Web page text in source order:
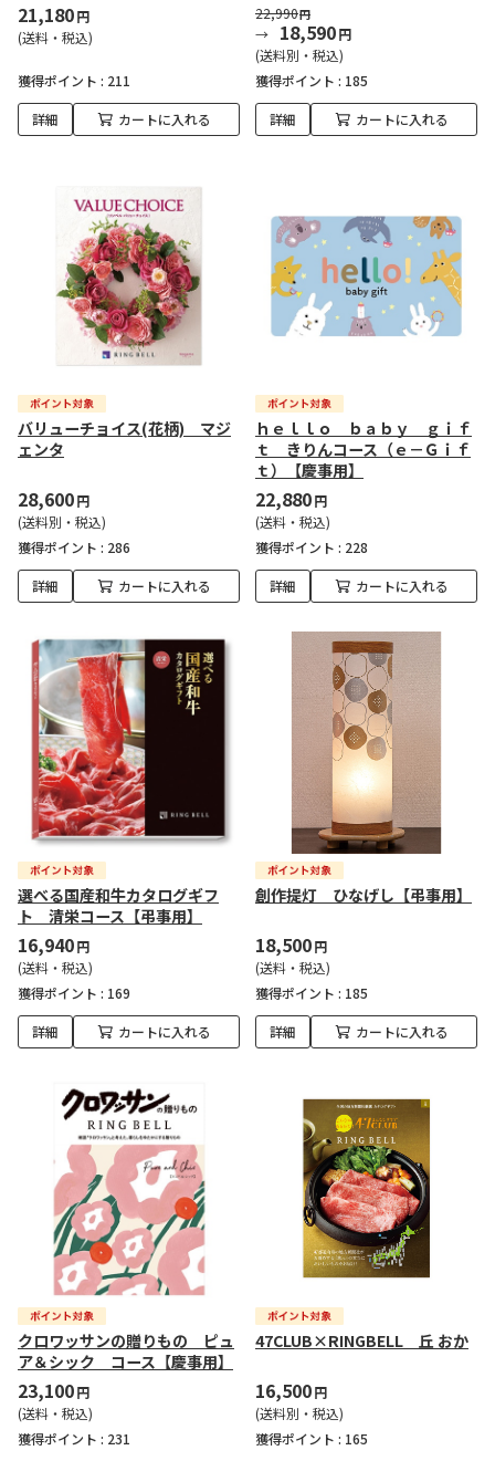
21,180円
(送料・税込)
獲得ポイント : 211
詳細 カートに入れる
22,990円
18,590円
(送料別・税込)
獲得ポイント : 185
詳細 カートに入れる
バリューチョイス(花柄) マジ
ェンタ
28,600円
(送料別・税込)
獲得ポイント : 286
詳細 カートに入れる
ｈｅｌｌｏ ｂａｂｙ ｇｉｆ
ｔ きりんコース（ｅ－Ｇｉｆ
ｔ）【慶事用】
22,880円
(送料・税込)
獲得ポイント : 228
詳細 カートに入れる
選べる国産和牛カタログギフ
ト 清栄コース【弔事用】
16,940円
(送料・税込)
獲得ポイント : 169
詳細 カートに入れる
創作提灯 ひなげし【弔事用】
18,500円
(送料・税込)
獲得ポイント : 185
詳細 カートに入れる
クロワッサンの贈りもの ピュ
ア＆シック コース【慶事用】
23,100円
(送料・税込)
獲得ポイント : 231
47CLUB×RINGBELL 丘 おか
16,500円
(送料別・税込)
獲得ポイント : 165